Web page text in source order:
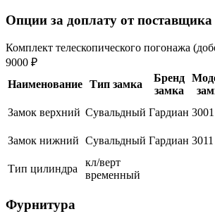
Опции за доплату от поставщика
Комплект телескопического погонажа
9000 ₽
Наименование Тип замка
Бренд
замка
Замок верхний Сувальдный Гардиан 3001
Замок нижний Сувальдный Гардиан 3011
Тип цилиндра
кл/верт
временный
Фурнитура